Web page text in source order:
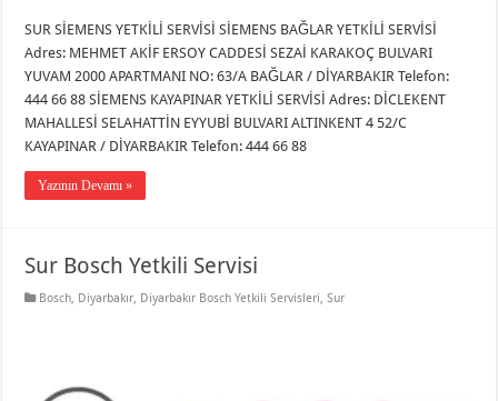
SUR SİEMENS YETKİLİ SERVİSİ SİEMENS BAĞLAR YETKİLİ SERVİSİ
Adres: MEHMET AKİF ERSOY CADDESİ SEZAİ KARAKOÇ BULVARI
YUVAM 2000 APARTMANI NO: 63/A BAĞLAR / DİYARBAKIR Telefon:
444 66 88 SİEMENS KAYAPINAR YETKİLİ SERVİSİ Adres: DİCLEKENT
MAHALLESİ SELAHATTİN EYYUBİ BULVARI ALTINKENT 4 52/C
KAYAPINAR / DİYARBAKIR Telefon: 444 66 88
Yazının Devamı »
Sur Bosch Yetkili Servisi
Bosch Diyarbakır Diyarbakır Bosch Yetkili Servisleri ,Sur